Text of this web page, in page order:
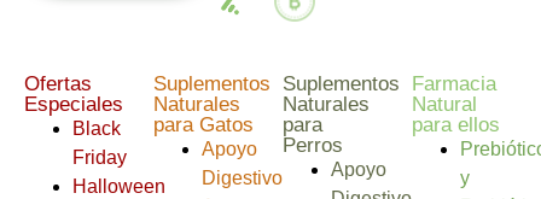
Ofertas
Especiales
Black
Friday
Halloween
Suplementos
Naturales
para Gatos
Apoyo
Digestivo
Suplementos
Naturales
para
Perros
Apoyo
Farmacia
Natural
para ellos
y